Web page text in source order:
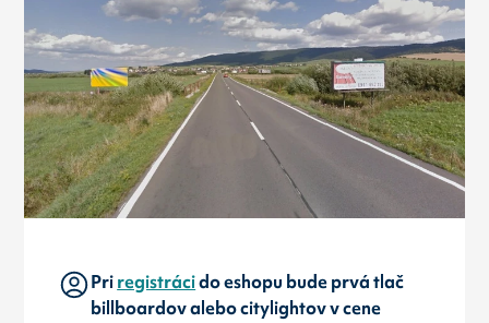
Priregistrácido eshopu bude prvá tlač
billboardov alebo citylightov v cene